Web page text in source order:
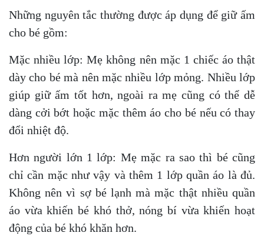
Những nguyên tắc thường được áp dụng để giữ ấm
cho bé gồm:
Mặc nhiều lớp: Mẹ không nên mặc 1 chiếc áo thật
dày cho bé mà nên mặc nhiều lớp mỏng. Nhiều lớp
giúp giữ ấm tốt hơn, ngoài ra mẹ cũng có thể dễ
dàng cởi bớt hoặc mặc thêm áo cho bé nếu có thay
đổi nhiệt độ.
Hơn người lớn 1 lớp: Mẹ mặc ra sao thì bé cũng
chỉ cần mặc như vậy và thêm 1 lớp quần áo là đủ.
Không nên vì sợ bé lạnh mà mặc thật nhiều quần
áo vừa khiến bé khó thở, nóng bí vừa khiến hoạt
động của bé khó khăn hơn.